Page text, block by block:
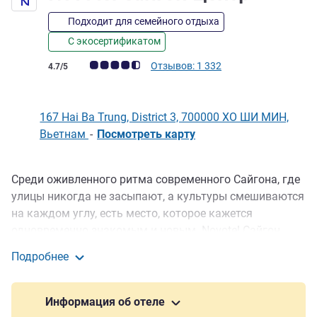
Подходит для семейного отдыха
С экосертификатом
Примечание: отзывы клиентов (Рейтинг ALL)
4.7/5 Отзывов: 1 332
167 Hai Ba Trung, District 3, 700000 ХО ШИ МИН,
Вьетнам - Посмотреть карту
Описание
Среди оживленного ритма современного Сайгона, где
улицы никогда не засыпают, а культуры смешиваются
на каждом углу, есть место, которое кажется
удобства. Наш отель расположен в самом центре
Сайгона. В нем 247 современных, хорошо
оборудованных номеров с прекрасным видом на
Подробнее
Информация об отеле